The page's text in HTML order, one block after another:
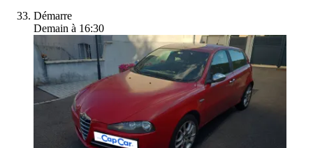
Démarre
Demain à 16:30